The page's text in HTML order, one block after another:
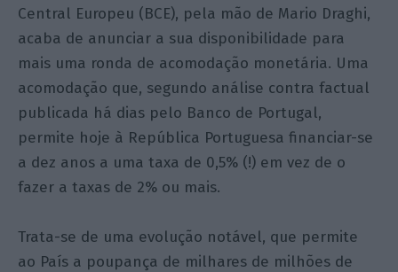
Central Europeu (BCE), pela mão de Mario Draghi,
acaba de anunciar a sua disponibilidade para
mais uma ronda de acomodação monetária. Uma
acomodação que, segundo análise contra factual
publicada há dias pelo Banco de Portugal,
permite hoje à República Portuguesa financiar-se
a dez anos a uma taxa de 0,5% (!) em vez de o
fazer a taxas de 2% ou mais.
Trata-se de uma evolução notável, que permite
ao País a poupança de milhares de milhões de